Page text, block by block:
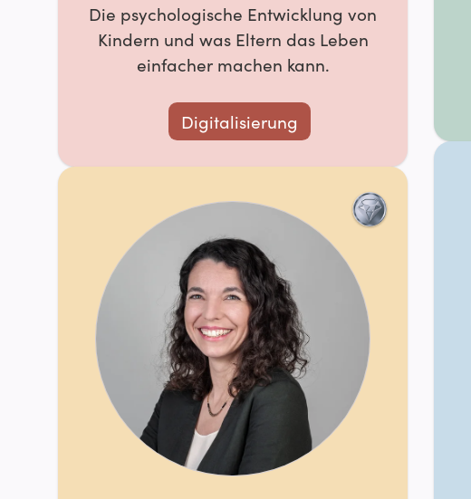
Die psychologische Entwicklung von
Kindern und was Eltern das Leben
einfacher machen kann.
Digitalisierung